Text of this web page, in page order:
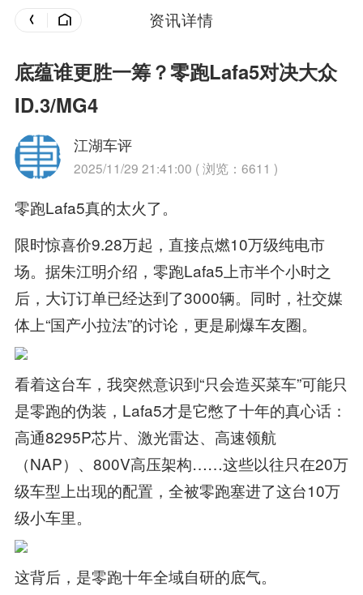
资讯详情
底蕴谁更胜一筹？零跑Lafa5对决大众
ID.3/MG4
江湖车评
2025/11/29 21:41:00 ( 浏览：6611 )
零跑Lafa5真的太火了。
限时惊喜价9.28万起，直接点燃10万级纯电市
场。据朱江明介绍，零跑Lafa5上市半个小时之
后，大订订单已经达到了3000辆。同时，社交媒
体上“国产小拉法”的讨论，更是刷爆车友圈。
看着这台车，我突然意识到“只会造买菜车”可能只
是零跑的伪装，Lafa5才是它憋了十年的真心话：
高通8295P芯片、激光雷达、高速领航
（NAP）、800V高压架构……这些以往只在20万
级车型上出现的配置，全被零跑塞进了这台10万
级小车里。
这背后，是零跑十年全域自研的底气。